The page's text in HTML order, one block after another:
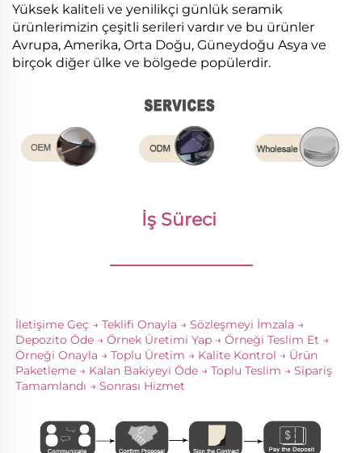
Yüksek kaliteli ve yenilikçi günlük seramik
ürünlerimizin çeşitli serileri vardır ve bu ürünler
Avrupa, Amerika, Orta Doğu, Güneydoğu Asya ve
birçok diğer ülke ve bölgede popülerdir.
İş Süreci
________________
İletişime Geç → Teklifi Onayla → Sözleşmeyi İmzala →
Depozito Öde → Örnek Üretimi Yap → Örneği Teslim Et →
Örneği Onayla → Toplu Üretim → Kalite Kontrol → Ürün
Paketleme → Kalan Bakiyeyi Öde → Toplu Teslim → Sipariş
Tamamlandı → Sonrası Hizmet